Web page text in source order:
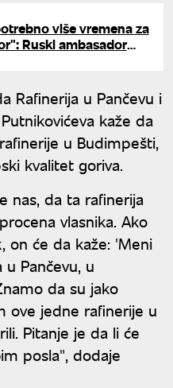
više vremena za
Ruski ambasador
Rafinerija u Pančevu i
kaže da
u Budimpešti,
kvalitet goriva.
nas, da ta rafinerija
vlasnika. Ako
on će da kaže: 'Meni
Pančevu, u
da su jako
ove jedne rafinerije u
Pitanje je da li će
posla", dodaje